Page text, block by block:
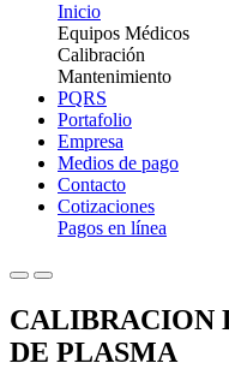
Inicio
Equipos Médicos
Calibración
Mantenimiento
PQRS
Portafolio
Empresa
Medios de pago
Contacto
Cotizaciones
Pagos en línea
CALIBRACION
DE PLASMA